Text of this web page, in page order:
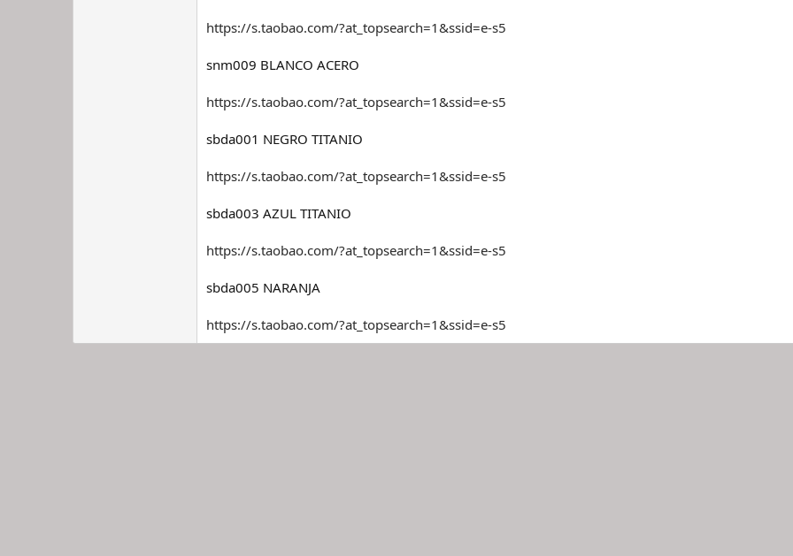
https://s.taobao.com/?at_topsearch=1&ssid=e-s5
snm009 BLANCO ACERO
https://s.taobao.com/?at_topsearch=1&ssid=e-s5
sbda001 NEGRO TITANIO
https://s.taobao.com/?at_topsearch=1&ssid=e-s5
sbda003 AZUL TITANIO
https://s.taobao.com/?at_topsearch=1&ssid=e-s5
sbda005 NARANJA
https://s.taobao.com/?at_topsearch=1&ssid=e-s5